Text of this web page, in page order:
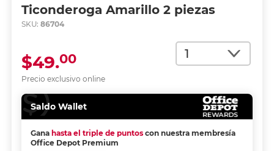
Ticonderoga Amarillo 2 piezas
SKU: 86704
Cantidad
Precio exclusivo online
$49.00
Saldo Wallet
Gana hasta el triple de puntos con nuestra membresía
Office Depot Premium